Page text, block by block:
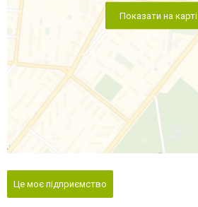
Показати на карті
Це моє підприємство